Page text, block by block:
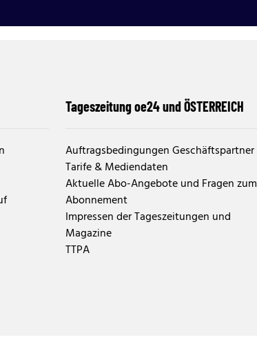
Tageszeitung oe24 und ÖSTERREICH
Auftragsbedingungen Geschäftspartner
Tarife & Mediendaten
Aktuelle Abo-Angebote und Fragen zum
Abonnement
Impressen der Tageszeitungen und
Magazine
TTPA